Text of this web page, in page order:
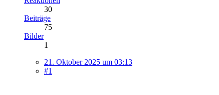
30
Beiträge
75
Bilder
1
21. Oktober 2025 um 03:13
#1